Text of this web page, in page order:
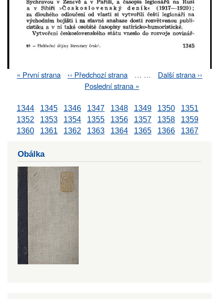
First
« První strana
Previous
‹‹ Předchozí strana … …
Next
Další strana ››
Last
Poslední strana »
1344 1345 1346 1347 1348 1349 1350
1351
1352
1353 1354 1355 1356 1357 1358
1359
1360
1361 1362 1363 1364 1365 1366 1367
Obálka